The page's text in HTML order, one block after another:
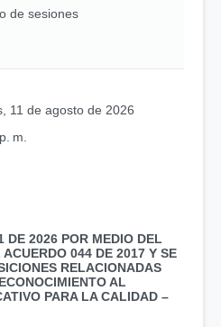
de sesiones
11 de agosto de 2026
m.
DE 2026 POR MEDIO DEL
044 DE 2017 Y SE
RELACIONADAS
AL
PARA LA CALIDAD –